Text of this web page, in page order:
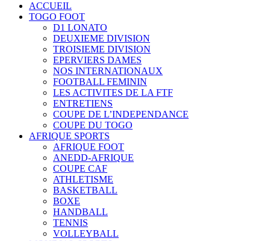
ACCUEIL
TOGO FOOT
D1 LONATO
DEUXIEME DIVISION
TROISIEME DIVISION
EPERVIERS DAMES
NOS INTERNATIONAUX
FOOTBALL FEMININ
LES ACTIVITES DE LA FTF
ENTRETIENS
COUPE DE L’INDEPENDANCE
COUPE DU TOGO
AFRIQUE SPORTS
AFRIQUE FOOT
ANEDD-AFRIQUE
COUPE CAF
ATHLETISME
BASKETBALL
BOXE
HANDBALL
TENNIS
VOLLEYBALL